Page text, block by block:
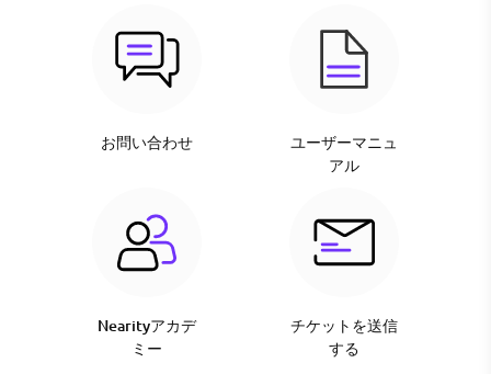
お問い合わせ
ユーザーマニュ
アル
Nearityアカデ
ミー
チケットを送信
する